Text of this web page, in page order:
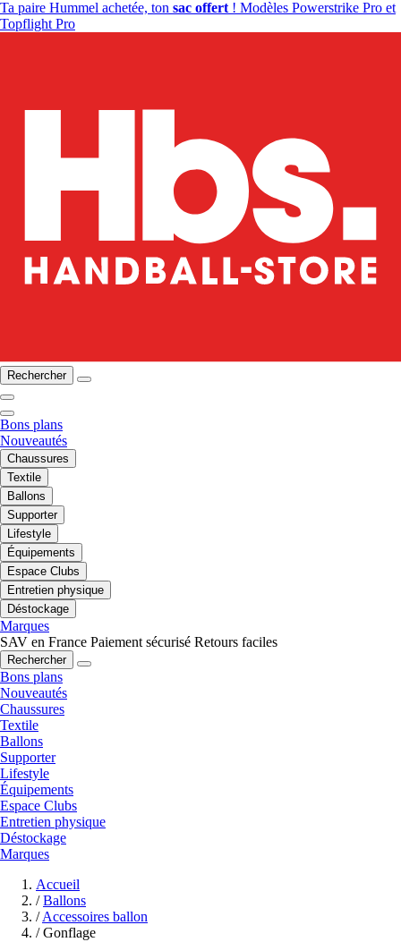
Ta paire Hummel achetée, ton sac offert ! Modèles Powerstrike Pro et
Topflight Pro
Rechercher
Bons plans
Nouveautés
Chaussures
Textile
Ballons
Supporter
Lifestyle
Équipements
Espace Clubs
Entretien physique
Déstockage
Marques
SAV en France Paiement sécurisé Retours faciles
Rechercher
Bons plans
Nouveautés
Chaussures
Textile
Ballons
Supporter
Lifestyle
Équipements
Espace Clubs
Entretien physique
Déstockage
Marques
Accueil
/ Ballons
/Accessoires ballon
/ Gonflage